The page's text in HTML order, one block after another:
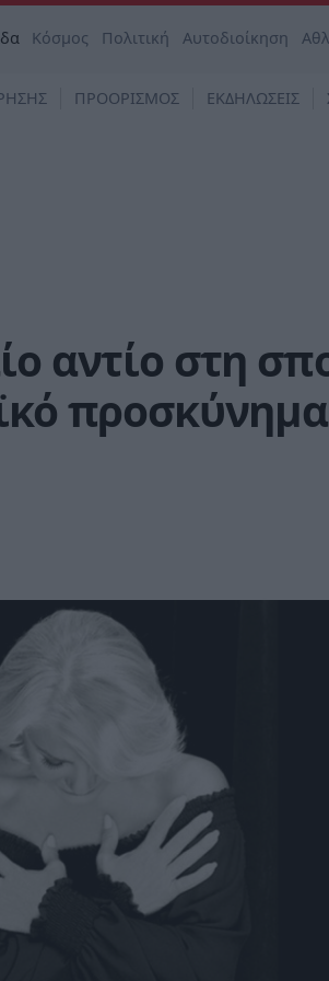
Κόσμος Πολιτική Αυτοδιοίκηση
ΠΡΟΟΡΙΣΜΟΣ ΕΚΔΗΛΩΣΕΙΣ
αντίο στη